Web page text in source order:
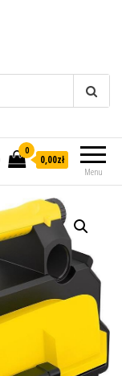
Menu
0
0,00zł